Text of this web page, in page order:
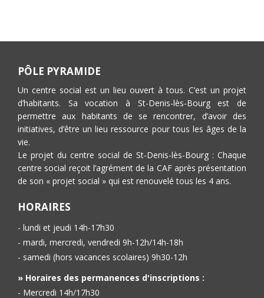
PÔLE PYRAMIDE
Un centre social est un lieu ouvert à tous. C’est un projet
d’habitants. Sa vocation à St-Denis-lès-Bourg est de
permettre aux habitants de se rencontrer, d’avoir des
initiatives, d’être un lieu ressource pour tous les âges de la
vie.
Le projet du centre social de St-Denis-lès-Bourg : Chaque
centre social reçoit l’agrément de la CAF après présentation
de son « projet social » qui est renouvelé tous les 4 ans.
HORAIRES
- lundi et jeudi 14h-17h30
- mardi, mercredi, vendredi 9h-12h/14h-18h
- samedi (hors vacances scolaires) 9h30-12h
» Horaires des permanences d'inscriptions :
- Mercredi 14h/17h30